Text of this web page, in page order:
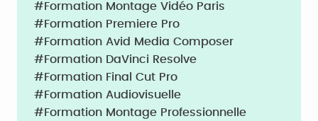
#Formation Montage Vidéo Paris
#Formation Premiere Pro
#Formation Avid Media Composer
#Formation DaVinci Resolve
#Formation Final Cut Pro
#Formation Audiovisuelle
#Formation Montage Professionnelle